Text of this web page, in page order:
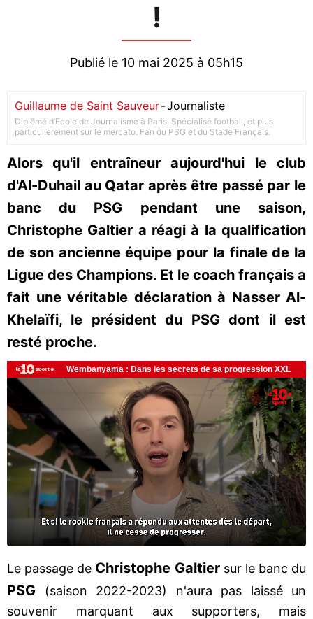
!
Publié le 10 mai 2025 à 05h15
Guillaume de Saint Sauveur-Journaliste
Diplômé d’Ecole de Journalisme à Paris. Spécialisé football, et plus
particulièrement sur le mercato. Fan du PSG et du Stade Français.
Alors qu'il entraîneur aujourd'hui le club
d'Al-Duhail au Qatar après être passé par le
banc du PSG pendant une saison,
Christophe Galtier a réagi à la qualification
de son ancienne équipe pour la finale de la
Ligue des Champions. Et le coach français a
fait une véritable déclaration à Nasser Al-
Khelaïfi, le président du PSG dont il est
resté proche.
Le passage de Christophe Galtiersur le banc du
PSG (saison 2022-2023) n'aura pas laissé un
souvenir marquant aux supporters, mais